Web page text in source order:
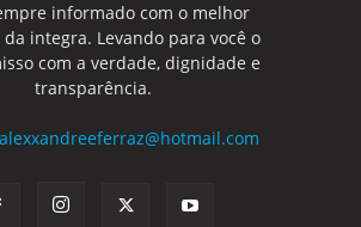
informado com o melhor
integra. Levando para você o
com a verdade, dignidade e
transparência.
alexxandreeferraz@hotmail.com